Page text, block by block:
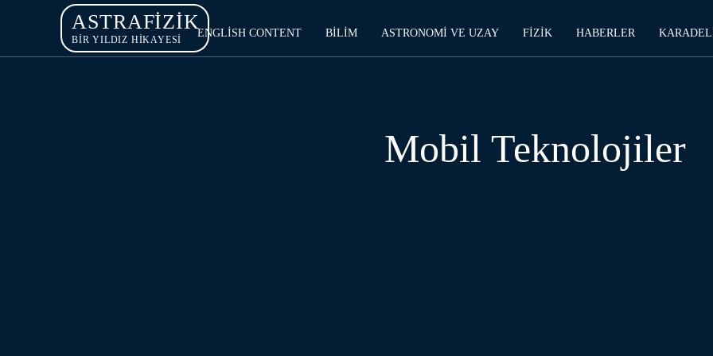
ASTRAFIZIK
BİR YILDIZ HİKAYESİ
ENGLISH CONTENT BILIM ASTRONOMI VE UZAY FIZIK HABERLER
Mobil Teknolojiler